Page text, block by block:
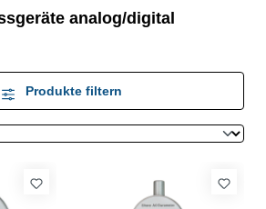
analog/digital
Produkte filtern